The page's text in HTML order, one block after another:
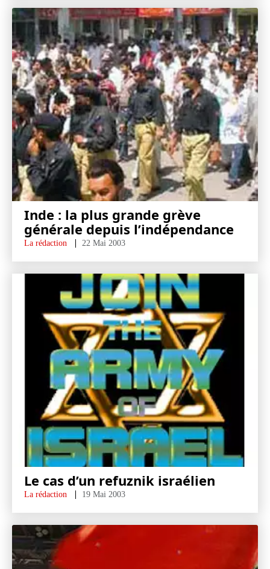
Inde : la plus grande grève
générale depuis l’indépendance
La rédaction 22 Mai 2003
Le cas d’un refuznik israélien
La rédaction 19 Mai 2003